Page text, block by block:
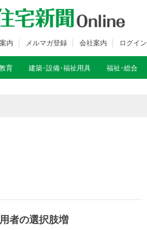
内 メルマガ登録 会社案内 ログイン
育 建築･設備･福祉用具 福祉･総合
者の選択肢増